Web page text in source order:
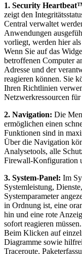
1. Security
zeigt den
Central verwaltet
Anwendungen
vorliegt, werden hier
Wenn Sie auf das
betroffenen Computer
Adresse und der
reagieren können. Sie
Ihren Richtlinien
Netzwerkressourcen
2. Navigation: Die
ermöglichen einen
Funktionen sind in
Über die Navigation
Analysetools, alle
Firewall-Konfiguration
3. System-Panel: Im
Systemleistung,
Systemparameter
in Ordnung ist, eine
hin und eine rote
sofort reagieren müssen.
Beim Klicken auf
Diagramme sowie
Traceroute,